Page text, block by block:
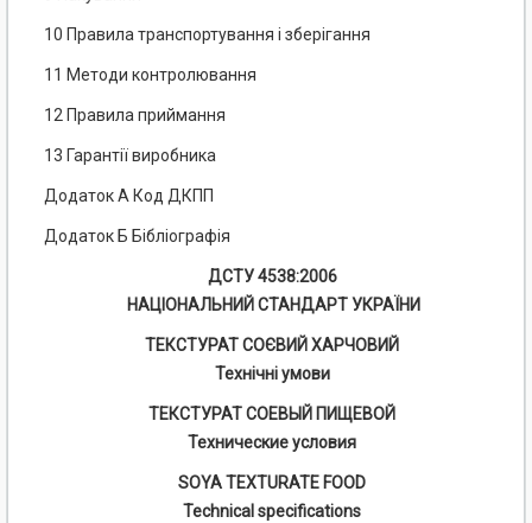
10 Правила транспортування і зберігання
11 Методи контролювання
12 Правила приймання
13 Гарантії виробника
Додаток А Код ДКПП
Додаток Б Бібліографія
ДСТУ 4538:2006
НАЦІОНАЛЬНИЙ СТАНДАРТ УКРАЇНИ
ТЕКСТУРАТ СОЄВИЙ ХАРЧОВИЙ
Технічні умови
ТЕКСТУРАТ СОЕВЫЙ ПИЩЕВОЙ
Технические условия
SOYA TEXTURATE FOOD
Technical specifications